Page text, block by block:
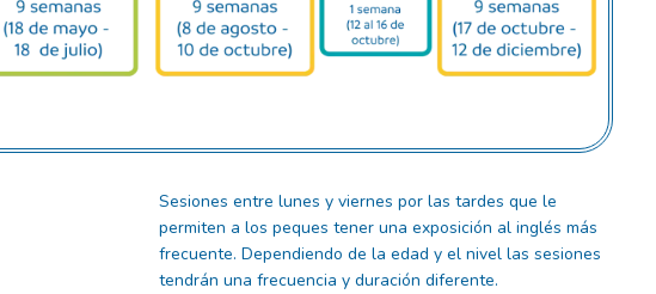
Sesiones entre lunes y viernes por las tardes que le
permiten a los peques tener una exposición al inglés más
frecuente. Dependiendo de la edad y el nivel las sesiones
tendrán una frecuencia y duración diferente.